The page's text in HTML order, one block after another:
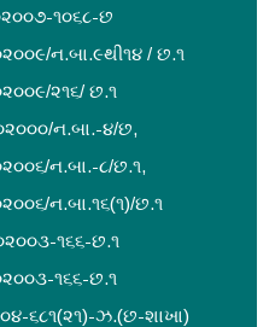
૧૦૬૮-છ
ન.બા.૯થી૧૪ / છ.૧
૨૧૬/ છ.૧
ન.બા.-૪/છ,
ન.બા.-૮/છ.૧,
ન.બા.૧૬(૧)/છ.૧
૧૬૬-છ.૧
૧૬૬-છ.૧
૬૮૧(૨૧)-ઝ.(છ-શાખા)